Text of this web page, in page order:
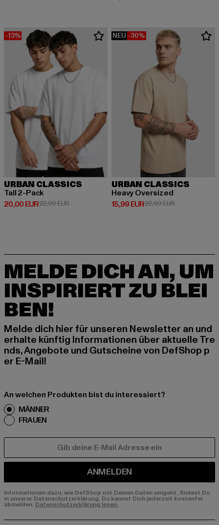
-13%
URBAN CLASSICS
Tall 2-Pack
20,00 EUR
Derzeitiger Preis: 20,00 EUR
22,99 EURAktionspreis: 22,99 EUR
NEU -30%
URBAN CLASSICS
Heavy Oversized
15,99 EUR
Derzeitiger Preis: 15,99 EUR
22,99 EURAktionspreis:
MELDE DICH AN, UM
INSPIRIERT ZU BLEI
BEN!
Melde dich hier für unseren Newsletter an und
erhalte künftig Informationen über aktuelle Tre
nds, Angebote und Gutscheine von DefShop p
er E-Mail!
An welchen Produkten bist du interessiert?
MÄNNER
FRAUEN
ANMELDEN
Informationen dazu, wie DefShop mit Deinen Daten umgeht, findest Du
in unserer Datenschutzerklärung. Du kannst Dich jederzeit kostenfei
abmelden. Datenschutzerklärung lesen.